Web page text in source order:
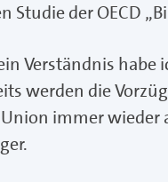
Studie der OECD
Verständnis
werden die
immer wieder